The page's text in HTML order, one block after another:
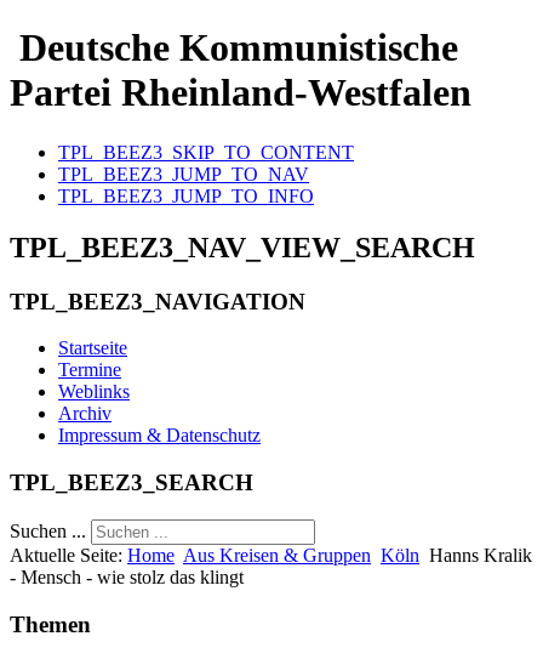
Deutsche Kommunistische
Partei Rheinland-Westfalen
TPL_BEEZ3_SKIP_TO_CONTENT
TPL_BEEZ3_JUMP_TO_NAV
TPL_BEEZ3_JUMP_TO_INFO
TPL_BEEZ3_NAV_VIEW_SEARCH
TPL_BEEZ3_NAVIGATION
Startseite
Termine
Weblinks
Archiv
Impressum & Datenschutz
TPL_BEEZ3_SEARCH
Suchen ...
Aktuelle Seite: Home Aus Kreisen & Gruppen Köln Hanns Kralik
- Mensch - wie stolz das klingt
Themen